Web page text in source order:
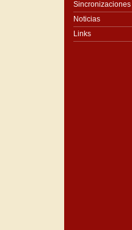
Sincronizaciones
Noticias
Links